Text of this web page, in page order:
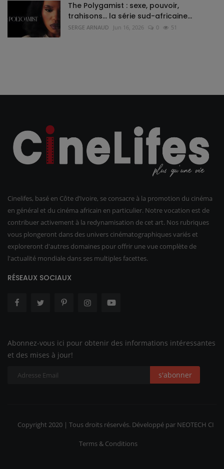
The Polygamist : sexe, pouvoir,
trahisons… la série sud-africaine...
SERGE ARNAUD Jun 16, 2026 0 51
Cinelifes, basé en Côte d’Ivoire, se consacre à la promotion du cinéma
en général et du cinéma africain en particulier. Notre vocation est de
contribuer activement à la redynamisation de cet art. Nos rubriques
vous plongeront dans des univers cinématographiques variés et
exploreront d'autres domaines pour offrir une vue complète de
l'actualité mondiale dans ses multiples facettes.
RÉSEAUX SOCIAUX
Abonnez-vous ici pour obtenir des informations intéressantes
et des mises à jour!
s'abonner
Copyright 2020 | Tous droits réservés. Développé par NEOTECH CI
Terms & Conditions